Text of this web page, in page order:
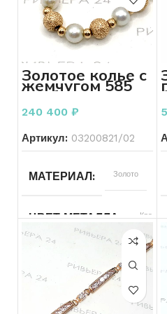
Золотое колье с
жемчугом 585
пробы 30.05
грамма 47 см
240 400 ₽
Артикул: 03200821/02
МАТЕРИАЛ Золото
ЦВЕТ МЕТАЛЛА
КОЛИЧЕСТВО КАМНЕЙ